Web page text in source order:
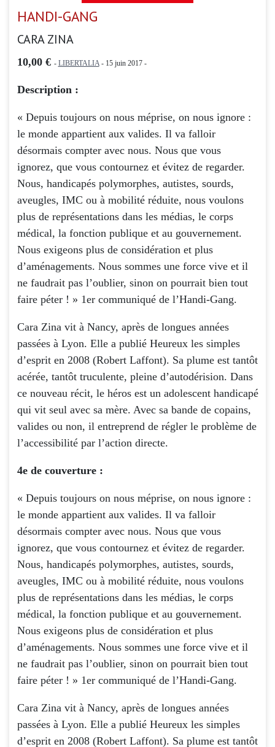
HANDI-GANG
CARA ZINA
10,00 € - LIBERTALIA- 15 juin 2017 -
Description :
« Depuis toujours on nous méprise, on nous ignore :
le monde appartient aux valides. Il va falloir
désormais compter avec nous. Nous que vous
ignorez, que vous contournez et évitez de regarder.
Nous, handicapés polymorphes, autistes, sourds,
aveugles, IMC ou à mobilité réduite, nous voulons
plus de représentations dans les médias, le corps
médical, la fonction publique et au gouvernement.
Nous exigeons plus de considération et plus
d’aménagements. Nous sommes une force vive et il
ne faudrait pas l’oublier, sinon on pourrait bien tout
faire péter ! » 1er communiqué de l’Handi-Gang.
Cara Zina vit à Nancy, après de longues années
passées à Lyon. Elle a publié Heureux les simples
d’esprit en 2008 (Robert Laffont). Sa plume est tantôt
acérée, tantôt truculente, pleine d’autodérision. Dans
ce nouveau récit, le héros est un adolescent handicapé
qui vit seul avec sa mère. Avec sa bande de copains,
valides ou non, il entreprend de régler le problème de
l’accessibilité par l’action directe.
4e de couverture :
« Depuis toujours on nous méprise, on nous ignore :
le monde appartient aux valides. Il va falloir
désormais compter avec nous. Nous que vous
ignorez, que vous contournez et évitez de regarder.
Nous, handicapés polymorphes, autistes, sourds,
aveugles, IMC ou à mobilité réduite, nous voulons
plus de représentations dans les médias, le corps
médical, la fonction publique et au gouvernement.
Nous exigeons plus de considération et plus
d’aménagements. Nous sommes une force vive et il
ne faudrait pas l’oublier, sinon on pourrait bien tout
faire péter ! » 1er communiqué de l’Handi-Gang.
Cara Zina vit à Nancy, après de longues années
passées à Lyon. Elle a publié Heureux les simples
d’esprit en 2008 (Robert Laffont). Sa plume est tantôt